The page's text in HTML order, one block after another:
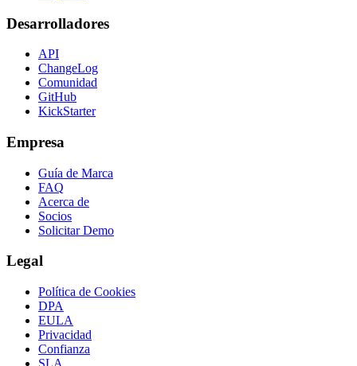
Desarrolladores
API
ChangeLog
Comunidad
GitHub
KickStarter
Empresa
Guía de Marca
FAQ
Acerca de
Socios
Solicitar Demo
Legal
Política de Cookies
DPA
EULA
Privacidad
Confianza